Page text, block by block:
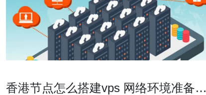
香港节点怎么搭建vps 网络环境准备与